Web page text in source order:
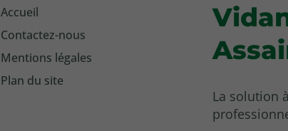
Accueil
Contactez-nous
Mentions légales
Plan du site
La solution